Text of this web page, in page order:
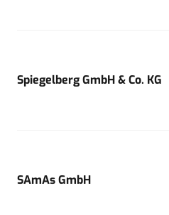
Spiegelberg GmbH & Co. KG
SAmAs GmbH